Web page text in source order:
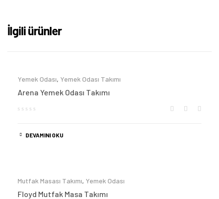
İlgili ürünler
Yemek Odası, Yemek Odası Takımı
Arena Yemek Odası Takımı
DEVAMINI OKU
Mutfak Masası Takımı, Yemek Odası
Floyd Mutfak Masa Takımı